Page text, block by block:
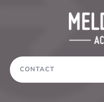
CONTACT